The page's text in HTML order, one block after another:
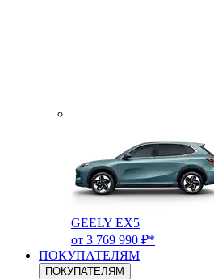
GEELY EX5
от 3 769 990 ₽*
ПОКУПАТЕЛЯМ
ПОКУПАТЕЛЯМ